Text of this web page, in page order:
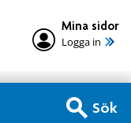
Mina sidor
Logga in
Sök